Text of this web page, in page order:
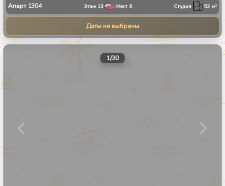
Апарт 1304 Этаж 13 Мест 6 Студия 53 м²
Даты не выбраны
1/30